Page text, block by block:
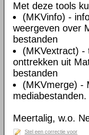
Met deze tools
(MKVinfo) -
weergeven over
bestanden
(MKVextract) -
onttrekken uit
bestanden
(MKVmerge) -
mediabestanden.
Meertalig, w.o.
Stel een correctie voor